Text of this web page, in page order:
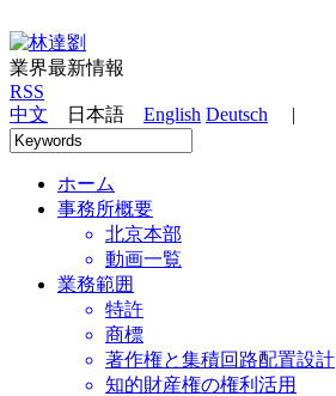
業界最新情報
RSS
中文 日本語 English Deutsch |
ホーム
事務所概要
北京本部
動画一覧
業務範囲
特許
商標
著作権と集積回路配置設計
知的財産権の権利活用